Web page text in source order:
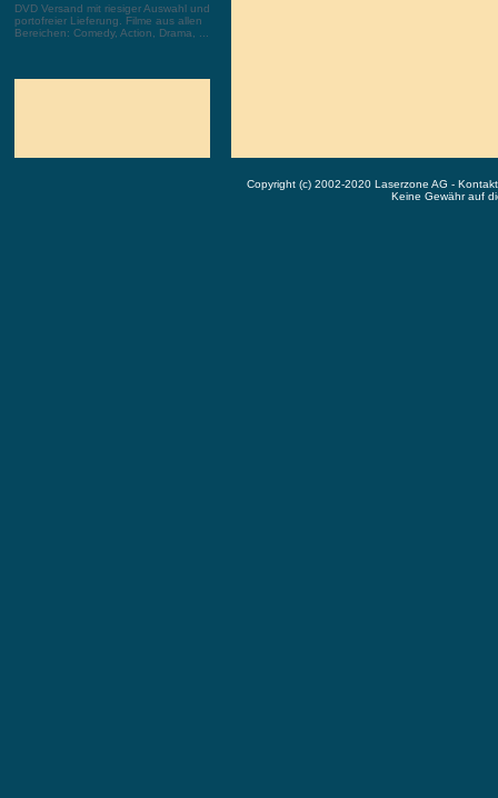
DVD Versand mit riesiger Auswahl und
portofreier Lieferung. Filme aus allen
Bereichen: Comedy, Action, Drama, ...
Copyright (c) 2002-2020 Laserzone AG -
Keine Gewähr auf